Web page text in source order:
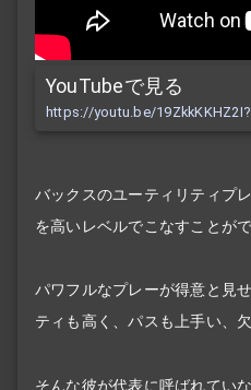
YouTubeで見る
https://youtu.be/
バックスのユーティリティプ
を高いレベルでこなすことが
パワフルなプレーが得意と見
ティも高く、パスも上手い、
そんな彼が代表に呼ばれてい